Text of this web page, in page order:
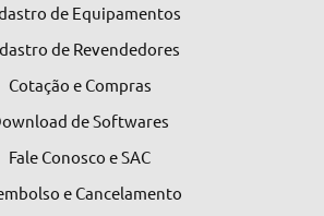
de Equipamentos
de Revendedores
Cotação e Compras
de Softwares
Fale Conosco e SAC
e Cancelamento